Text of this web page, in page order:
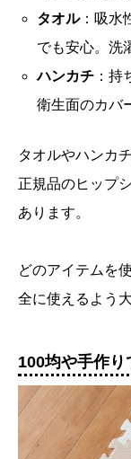
タオル：吸水
でも安心。洗
ハンカチ：持
衛生面のカバ
タオルやハンカ
正規品のヒップ
あります。
どのアイテムを
全に使えるよう
100均や手作